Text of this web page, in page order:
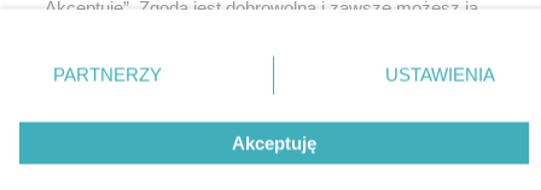
„Akceptuję”. Zgoda jest dobrowolna i zawsze możesz ją
znajdujący się w lewym dolnym rogu strony
. Niektóre
rodzaje przetwarzania danych nie wymagają zgody
użytkownika, ale masz prawo sprzeciwić się takiemu
przetwarzaniu. Preferencje będą miały zastosowania tylko
na tej witrynie.
PARTNERZY USTAWIENIA
Akceptuję